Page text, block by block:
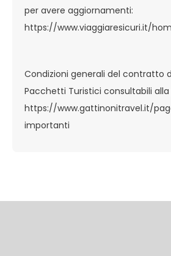
per avere aggiornamenti:
https://www.viaggiaresicuri.it/
Condizioni generali del contratto
Pacchetti Turistici consultabili
https://www.gattinonitravel.it/
importanti